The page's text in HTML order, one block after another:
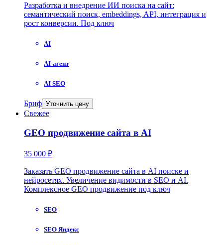
Разработка и внедрение ИИ поиска на сайт:
семантический поиск, embeddings, API, интеграция и
рост конверсии. Под ключ
AI
AI-агент
AI SEO
Бриф Уточнить цену
Свежее
GEO продвижение сайта в AI
35 000 ₽
Заказать GEO продвижение сайта в AI поиске и
нейросетях. Увеличение видимости в SEO и AI.
Комплексное GEO продвижение под ключ
SEO
SEO Яндекс